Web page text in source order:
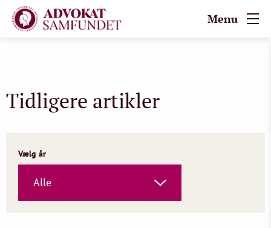
Menu
Tidligere artikler
Vælg år
Alle